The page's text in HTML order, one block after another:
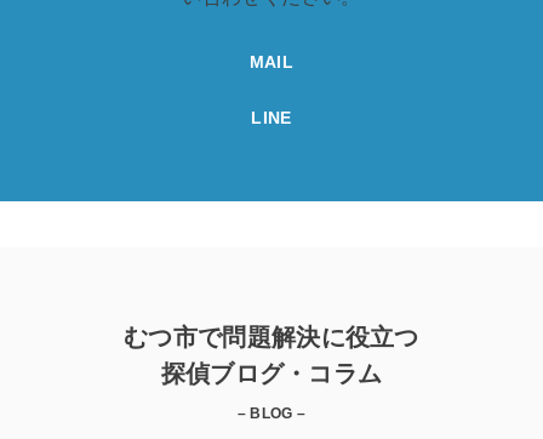
MAIL
LINE
むつ市で問題解決に役立つ
探偵ブログ・コラム
– BLOG –